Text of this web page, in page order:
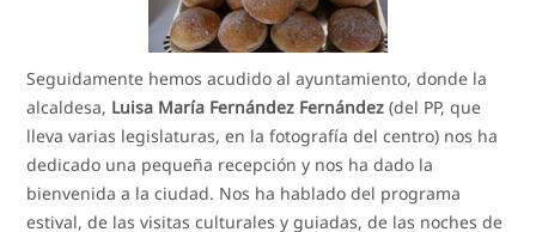
Seguidamente hemos acudido al ayuntamiento, donde la
alcaldesa, Luisa María Fernández Fernández (del PP, que
lleva varias legislaturas, en la fotografía del centro) nos ha
dedicado una pequeña recepción y nos ha dado la
bienvenida a la ciudad. Nos ha hablado del programa
estival, de las visitas culturales y guiadas, de las noches de